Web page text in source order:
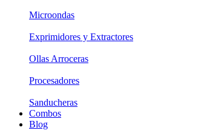
Microondas
Exprimidores y Extractores
Ollas Arroceras
Procesadores
Sanducheras
Combos
Blog